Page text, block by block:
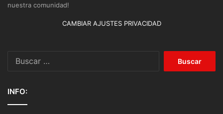
nuestra comunidad!
CAMBIAR AJUSTES PRIVACIDAD
INFO: